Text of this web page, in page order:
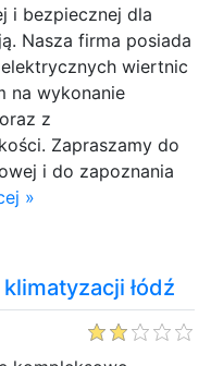
i bezpiecznej dla
Nasza firma posiada
wiertnic
na wykonanie
z
Zapraszamy do
i do zapoznania
»
łódź